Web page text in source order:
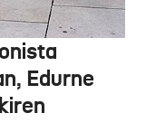
Edurne